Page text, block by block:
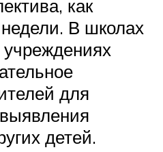
как
В школах
учреждениях
для
детей.